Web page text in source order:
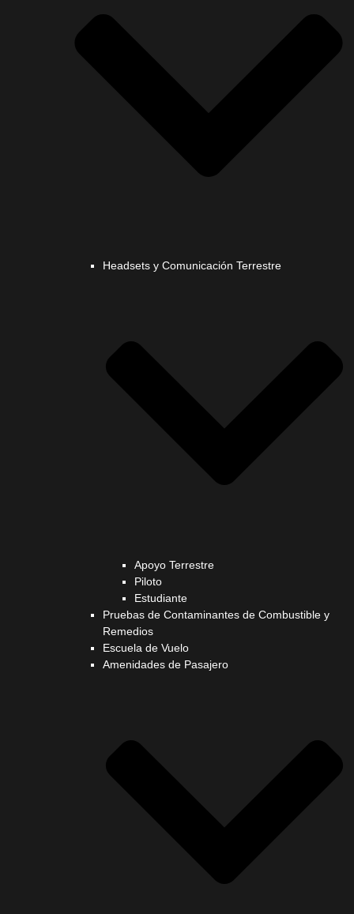
Headsets y Comunicación Terrestre
Apoyo Terrestre
Piloto
Estudiante
Pruebas de Contaminantes de Combustible y
Remedios
Escuela de Vuelo
Amenidades de Pasajero